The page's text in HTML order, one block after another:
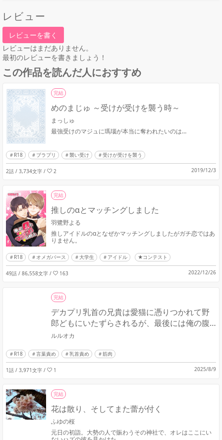
レビュー
レビューを書く
レビューはまだありません。
最初のレビューを書きましょう！
この作品を読んだ人におすすめ
完結
めのまじゅ ～受けが受けを襲う時～
まっしゅ
最強受けのマジュに瑪瑙が本当に奪われたいのは…
R18 ブラプリ 襲い受け 受けが受けを襲う
2話 / 3,734文字 / 2 2019/12/3
完結
推しのαとマッチングしました
羽鷺野よる
推しアイドルのαとなぜかマッチングしましたがガチ恋ではあ
りません。
R18 オメガバース 大学生 アイドル ★コンテスト
49話 / 86,558文字 / 163 2022/12/26
完結
デカプリ乳首の兄貴は愛猫に憑りつかれて野
郎どもにいたずらされるが、最後には俺の腹
の上で～・試し読み
ルルオカ
R18 言葉責め 乳首責め 筋肉
1話 / 3,971文字 / 1 2025/8/9
完結
花は散り、そしてまた蕾が付く
ふゆの桜
元日の初詣。大勢の人で賑わうその神社で、オレはここにい